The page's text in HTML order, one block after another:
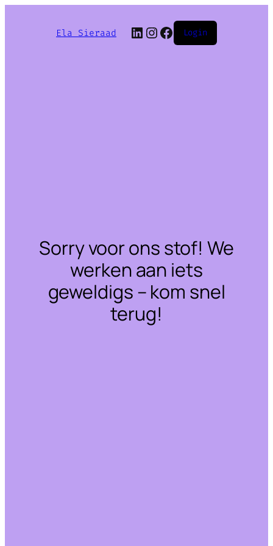
Ela Sieraad LinkedIn
Instagram
Facebook
Login
Sorry voor ons stof! We
werken aan iets
geweldigs – kom snel
terug!